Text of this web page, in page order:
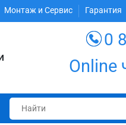
Монтаж и Сервис Гарантия
0
Online